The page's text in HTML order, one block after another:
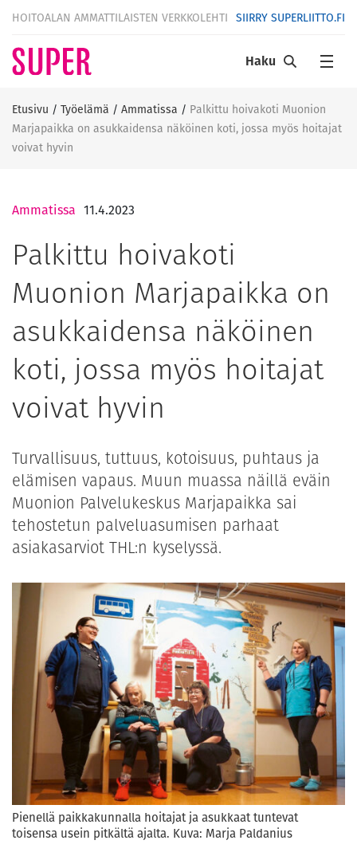
HOITOALAN AMMATTILAISTEN VERKKOLEHTI SIIRRY SUPERLIITTO.FI
Haku
Etusivu / Työelämä / Ammatissa / Palkittu hoivakoti Muonion
Marjapaikka on asukkaidensa näköinen koti, jossa myös hoitajat
voivat hyvin
Ammatissa 11.4.2023
Palkittu hoivakoti
Muonion Marjapaikka on
asukkaidensa näköinen
koti, jossa myös hoitajat
voivat hyvin
Turvallisuus, tuttuus, kotoisuus, puhtaus ja
elämisen vapaus. Muun muassa näillä eväin
Muonion Palvelukeskus Marjapaikka sai
tehostetun palveluasumisen parhaat
asiakasarviot THL:n kyselyssä.
Pienellä paikkakunnalla hoitajat ja asukkaat tuntevat
toisensa usein pitkältä ajalta. Kuva: Marja Paldanius